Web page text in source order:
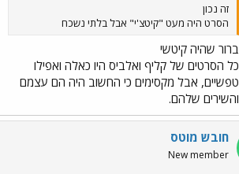
זה נכון
הסרט היה מעט "קיטצ'י" אבל בלתי נשכח
ברור שהיה קיטשי
כל הסרטים של קליף ואלביס היו כאלה ואפילו
טפשיים, אבל מקסימים כי החשוב היה הם עצמם
והשירים שלהם.
חובש מוטס
New member